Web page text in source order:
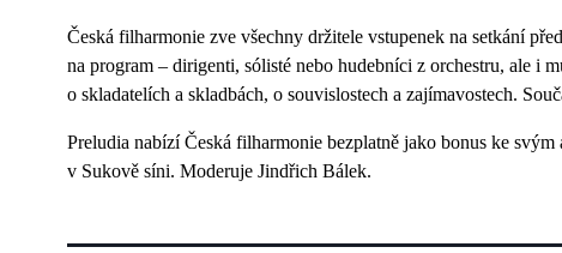
Česká filharmonie zve všechny držitele vstupenek na setkání
na program – dirigenti, sólisté nebo hudebníci z orchestru, ale i
o skladatelích a skladbách, o souvislostech a zajímavostech.
Preludia nabízí Česká filharmonie bezplatně jako bonus ke
v Sukově síni. Moderuje Jindřich Bálek.